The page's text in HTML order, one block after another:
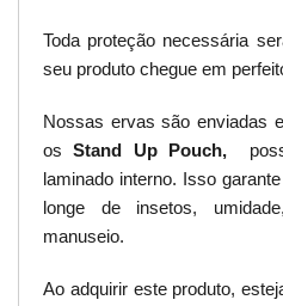
Toda proteção necessária
seu produto chegue em
Nossas ervas são enviadas
osStand Up Pouch,
laminado interno. Isso
longe de insetos,
manuseio.
Ao adquirir este produto,